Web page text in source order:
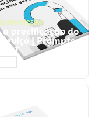
FINANCEIRA
a precificação do
serviço | Prompts